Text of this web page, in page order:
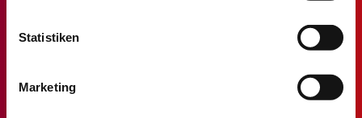
Statistiken
Marketing
Alle MT/MTA Stellen